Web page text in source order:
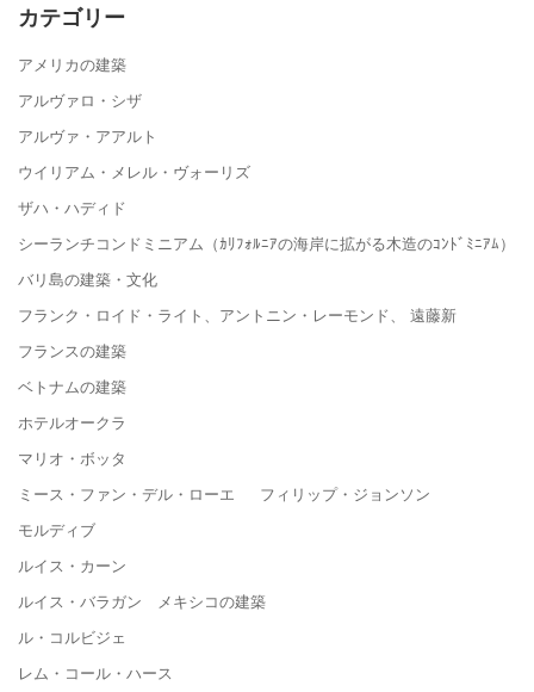
カテゴリー
アメリカの建築
アルヴァロ・シザ
アルヴァ・アアルト
ウイリアム・メレル・ヴォーリズ
ザハ・ハディド
シーランチコンドミニアム（ｶﾘﾌｫﾙﾆｱの海岸に拡がる木造のｺﾝﾄﾞﾐﾆｱﾑ）
バリ島の建築・文化
フランク・ロイド・ライト、アントニン・レーモンド、 遠藤新
フランスの建築
ベトナムの建築
ホテルオークラ
マリオ・ボッタ
ミース・ファン・デル・ローエ フィリップ・ジョンソン
モルディブ
ルイス・カーン
ルイス・バラガン メキシコの建築
ル・コルビジェ
レム・コール・ハース